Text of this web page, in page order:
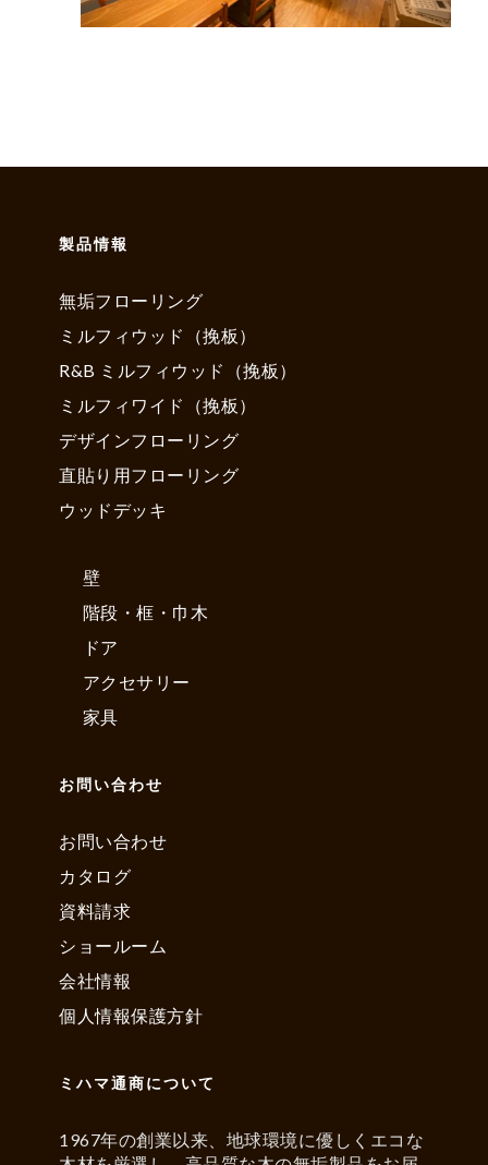
製品情報
無垢フローリング
ミルフィウッド（挽板）
R&B ミルフィウッド（挽板）
ミルフィワイド（挽板）
デザインフローリング
直貼り用フローリング
ウッドデッキ
壁
階段・框・巾木
ドア
アクセサリー
家具
お問い合わせ
お問い合わせ
カタログ
資料請求
ショールーム
会社情報
個人情報保護方針
ミハマ通商について
1967年の創業以来、地球環境に優しくエコな